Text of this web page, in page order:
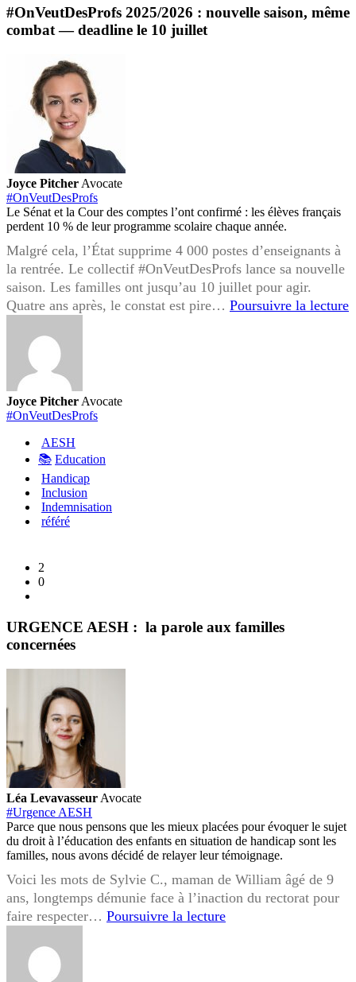
#OnVeutDesProfs 2025/2026 : nouvelle saison, même
combat — deadline le 10 juillet
Joyce Pitcher Avocate
#OnVeutDesProfs
Le Sénat et la Cour des comptes l’ont confirmé : les élèves français
perdent 10 % de leur programme scolaire chaque année.
Malgré cela, l’État supprime 4 000 postes d’enseignants à
la rentrée. Le collectif #OnVeutDesProfs lance sa nouvelle
saison. Les familles ont jusqu’au 10 juillet pour agir.
Quatre ans après, le constat est pire… Poursuivre la lecture
Joyce Pitcher Avocate
#OnVeutDesProfs
AESH
📚 Education
Handicap
Inclusion
Indemnisation
référé
2
0
URGENCE AESH : la parole aux familles
concernées
Léa Levavasseur Avocate
#Urgence AESH
Parce que nous pensons que les mieux placées pour évoquer le sujet
du droit à l’éducation des enfants en situation de handicap sont les
familles, nous avons décidé de relayer leur témoignage.
Voici les mots de Sylvie C., maman de William âgé de 9
ans, longtemps démunie face à l’inaction du rectorat pour
faire respecter… Poursuivre la lectureURGENCE